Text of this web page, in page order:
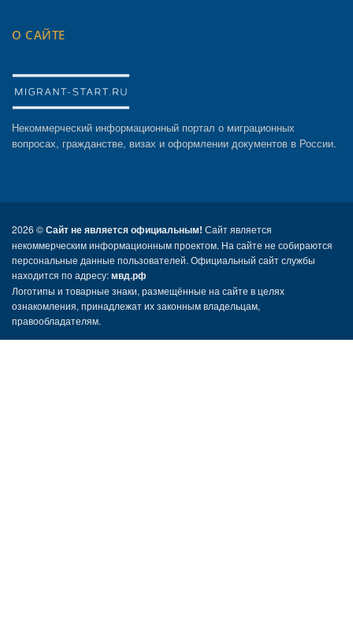
О САЙТЕ
Некоммерческий информационный портал о миграционных
вопросах, гражданстве, визах и оформлении документов в России.
2026 ©Сайт не является официальным! Сайт является
некоммерческим информационным проектом. На сайте не собираются
персональные данные пользователей. Официальный сайт службы
находится по адресу:мвд.рф
Логотипы и товарные знаки, размещённые на сайте в целях
ознакомления, принадлежат их законным владельцам,
правообладателям.